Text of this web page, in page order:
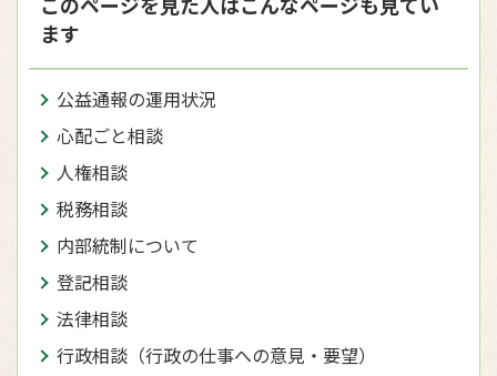
ます
公益通報の運用状況
心配ごと相談
人権相談
税務相談
内部統制について
登記相談
法律相談
行政相談（行政の仕事への意見・要望）